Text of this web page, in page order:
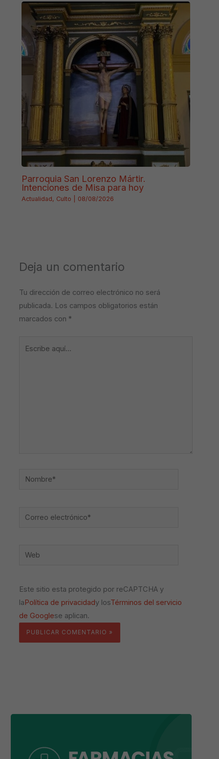
Parroquia San Lorenzo Mártir.
Intenciones de Misa para hoy
Actualidad, Culto 08/08/2026
Deja un comentario
Tu dirección de correo electrónico no será
publicada. Los campos obligatorios están
marcados con *
Nombre*
Correo
Web
Este sitio esta protegido por reCAPTCHA y
laPolítica de privacidady losTérminos del servicio
de Googlese aplican.